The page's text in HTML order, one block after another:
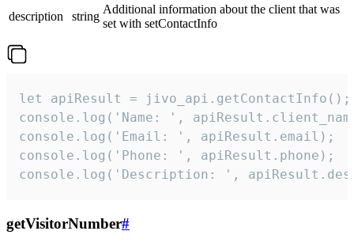
description
string
Additional information about the client that was
set with setContactInfo
let apiResult = jivo_api.getContactInfo();
console.log('Name: ',
console.log('Email: ', apiResult.email);
console.log('Phone: ', apiResult.phone);
console.log('Description: ',
getVisitorNumber#